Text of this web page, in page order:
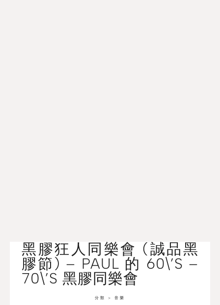
黑膠狂人同樂會 (誠品黑
膠節) – PAUL 的 60\’S –
70\’S 黑膠同樂會
分類 >
音樂